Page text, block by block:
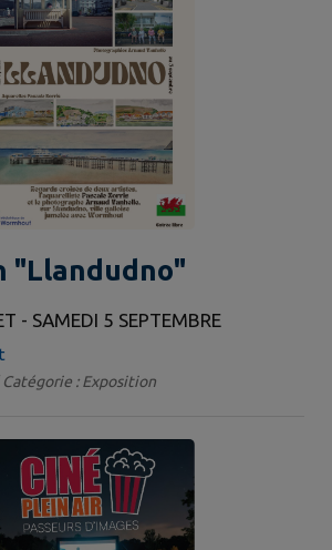
"Llandudno"
- SAMEDI 5 SEPTEMBRE
: Exposition